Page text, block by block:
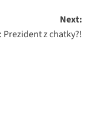
Next:
z chatky?!